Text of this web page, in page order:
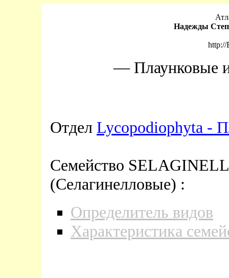
Надежды
http://
— Плаунковые
Отдел Lycopodiophyta -
Семейство
(Селагинелловые) :
Определитель видов
Характеристика